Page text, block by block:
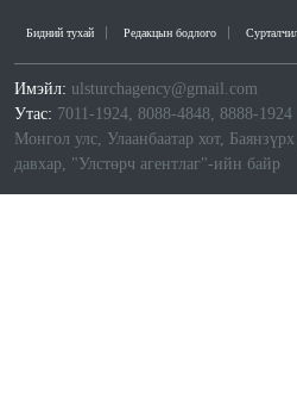
Бидний тухай Редакцын бодлого
Имэйл: ulsturchagency@gmail.com
Утас: 7011-1924, 8088-4848, 8888-1924
Монгол улс, Улаанбаатар хот,
давхар, "Улстөрч агентлаг"-ийн байр